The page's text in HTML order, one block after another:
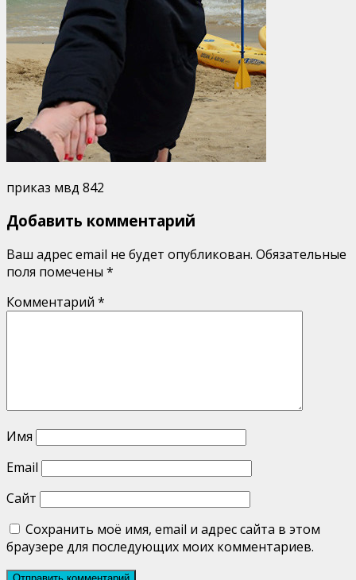
приказ мвд 842
Добавить комментарий
Ваш адрес email не будет опубликован. Обязательные
поля помечены *
Комментарий *
Имя
Email
Сайт
Сохранить моё имя, email и адрес сайта в этом
браузере для последующих моих комментариев.